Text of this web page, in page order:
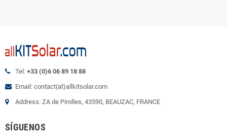
Tel: +33 (0)6 06 89 18 88
Email: contact(at)allkitsolar.com
Address: ZA de Pirolles, 43590, BEAUZAC, FRANCE
SÍGUENOS